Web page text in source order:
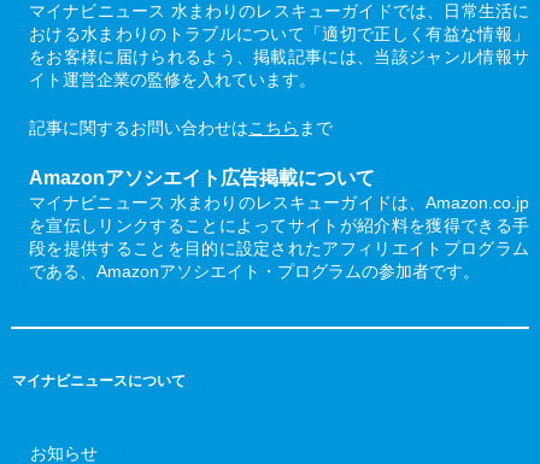
マイナビニュース 水まわりのレスキューガイドでは、日常生活に
おける水まわりのトラブルについて「適切で正しく有益な情報」
をお客様に届けられるよう、掲載記事には、当該ジャンル情報サ
イト運営企業の監修を入れています。
記事に関するお問い合わせはこちら まで
Amazonアソシエイト広告掲載について
マイナビニュース 水まわりのレスキューガイドは、Amazon.co.jp
を宣伝しリンクすることによってサイトが紹介料を獲得できる手
段を提供することを目的に設定されたアフィリエイトプログラム
である、Amazonアソシエイト・プログラムの参加者です。
マイナビニュースについて
お知らせ